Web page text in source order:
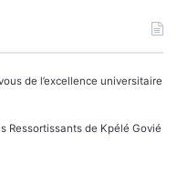
de l’excellence universitaire
Ressortissants de Kpélé Govié